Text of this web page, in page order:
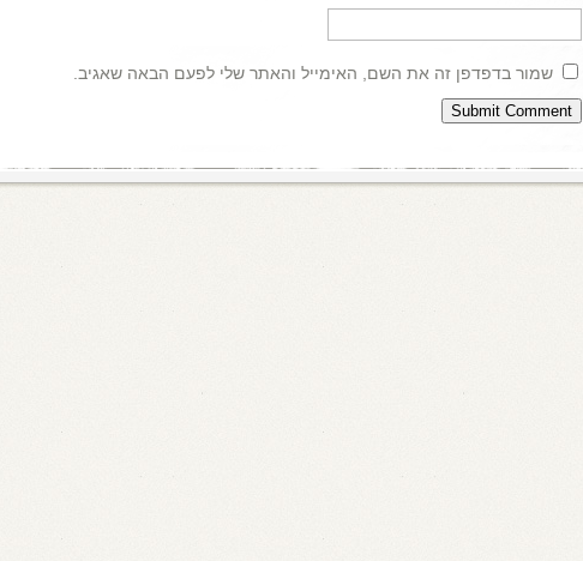
שמור בדפדפן זה את השם, האימייל והאתר שלי לפעם הבאה שאגיב.